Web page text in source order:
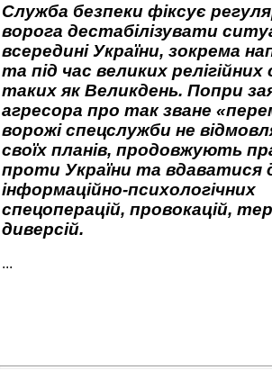
Служба безпеки фіксує
ворога дестабілізувати
всередині України, зокрема
та під час великих релігійних
таких як Великдень. Попри
агресора про так зване
ворожі спецслужби не
своїх планів, продовжують
проти України та вдаватися
інформаційно-психологічних
спецоперацій, провокацій,
диверсій.
...